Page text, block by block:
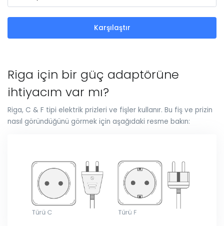
Karşılaştır
Riga için bir güç adaptörüne
ihtiyacım var mı?
Riga, C & F tipi elektrik prizleri ve fişler kullanır. Bu fiş ve prizin
nasıl göründüğünü görmek için aşağıdaki resme bakın: